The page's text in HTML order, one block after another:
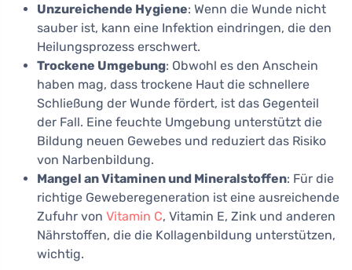
Unzureichende Hygiene: Wenn die Wunde nicht
sauber ist, kann eine Infektion eindringen, die den
Heilungsprozess erschwert.
Trockene Umgebung: Obwohl es den Anschein
haben mag, dass trockene Haut die schnellere
Schließung der Wunde fördert, ist das Gegenteil
der Fall. Eine feuchte Umgebung unterstützt die
Bildung neuen Gewebes und reduziert das Risiko
von Narbenbildung.
Mangel an Vitaminen und Mineralstoffen: Für die
richtige Geweberegeneration ist eine ausreichende
Zufuhr von Vitamin C, Vitamin E, Zink und anderen
Nährstoffen, die die Kollagenbildung unterstützen,
wichtig.